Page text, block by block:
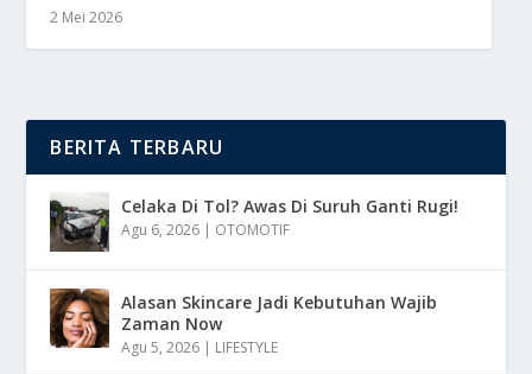
2 Mei 2026
BERITA TERBARU
Celaka Di Tol? Awas Di Suruh Ganti Rugi!
Agu 6, 2026 | OTOMOTIF
Alasan Skincare Jadi Kebutuhan Wajib
Zaman Now
Agu 5, 2026 | LIFESTYLE